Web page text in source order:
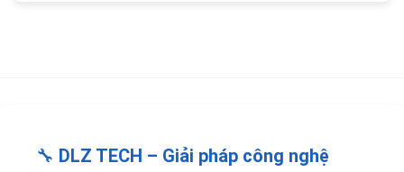
🔧 DLZ TECH – Giải pháp công nghệ